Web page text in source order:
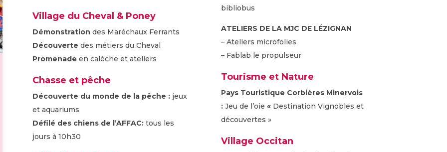
Village du Cheval & Poney
Démonstration des Maréchaux Ferrants
Découverte des métiers du Cheval
Promenade en calèche et ateliers
Chasse et pêche
Découverte du monde de la pêche :jeux
et aquariums
Défilé des chiens de l’AFFAC:tous les
jours à 10h30
bibliobus
ATELIERS DE LA MJC DE LÉZIGNAN
– Ateliers microfolies
– Fablab le propulseur
Tourisme et Nature
Pays Touristique Corbières Minervois
: Jeu de l’oie « Destination Vignobles et
découvertes »
Village Occitan